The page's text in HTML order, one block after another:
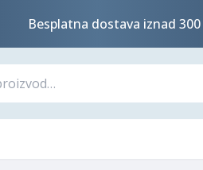
Besplatna dostava iznad